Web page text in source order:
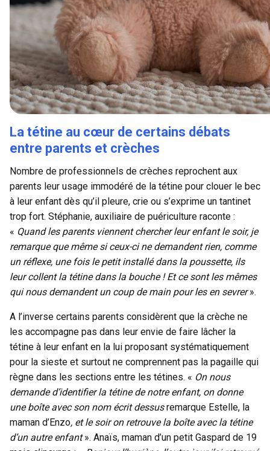
La tétine au cœur de certains débats
entre parents et crèches
Nombre de professionnels de crèches reprochent aux
parents leur usage immodéré de la tétine pour clouer le bec
à leur enfant dès qu’il pleure, crie ou s’exprime un tantinet
trop fort. Stéphanie, auxiliaire de puériculture raconte :
« Quand les parents viennent chercher leur enfant le soir, je
remarque que même si ceux-ci ne demandent rien, comme
un réflexe, une fois le petit installé dans la poussette, ils
leur collent la tétine dans la bouche ! Et ce sont les mêmes
qui nous demandent un coup de main pour les en sevrer».
A l’inverse certains parents considèrent que la crèche ne
les accompagne pas dans leur envie de faire lâcher la
tétine à leur enfant en la lui proposant systématiquement
pour la sieste et surtout ne comprennent pas la pagaille qui
règne dans les sections entre les tétines. « On nous
demande d’identifier la tétine de notre enfant, on donne
une boîte avec son nom écrit dessusremarque Estelle, la
maman d’Enzo, et le soir on retrouve la boîte avec la tétine
d’un autre enfant». Anaïs, maman d’un petit Gaspard de 19